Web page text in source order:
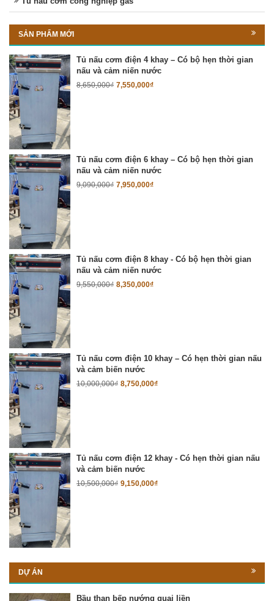
SẢN PHẨM MỚI
Tủ nấu cơm điện 4 khay – Có bộ hẹn thời gian
nấu và cảm niến nước
8,650,000₫ 7,550,000₫
Tủ nấu cơm điện 6 khay – Có bộ hẹn thời gian
nấu và cảm niến nước
9,090,000₫ 7,950,000₫
Tủ nấu cơm điện 8 khay - Có bộ hẹn thời gian
nấu và cảm niến nước
9,550,000₫ 8,350,000₫
Tủ nấu cơm điện 10 khay – Có hẹn thời gian nấu
và cảm biến nước
10,000,000₫ 8,750,000₫
Tủ nấu cơm điện 12 khay - Có hẹn thời gian nấu
và cảm biến nước
10,500,000₫ 9,150,000₫
DỰ ÁN
Bầu than bếp nướng quai liền